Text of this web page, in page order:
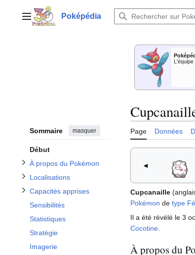
contenuMenu principalPoképédia
Sommaire masquer
Début
À propos du Pokémon
Afficher / masquer la sous-section À propos du Pokémon
Localisations
Afficher / masquer la sous-section Localisations
Capacités apprises
Afficher / masquer la sous-section Capacités apprises
Sensibilités
Statistiques
Stratégie
Imagerie
Afficher / masquer la sous-section Apparitions dans les dessins animés Page Données
◄
Cupcanaille
Pokémon de type
Il a été révélé le 3
Cocotine
À propos du